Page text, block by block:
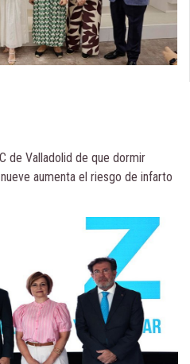
de Valladolid de que dormir
aumenta el riesgo de infarto